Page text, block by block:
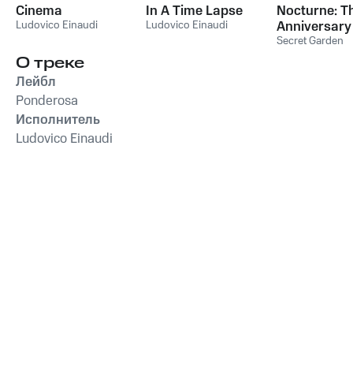
Cinema
Ludovico Einaudi
In A Time Lapse
Ludovico Einaudi
Nocturne:
Anniversary
Collection
Secret Garden
О треке
Лейбл
Ponderosa
Исполнитель
Ludovico Einaudi